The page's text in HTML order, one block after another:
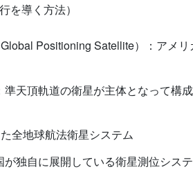
を導く方法）
Positioning Satellite）：アメ
天頂軌道の衛星が主体となって構
全地球航法衛星システム
独自に展開している衛星測位シス